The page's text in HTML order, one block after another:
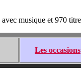
avec musique et 970
Les occasions